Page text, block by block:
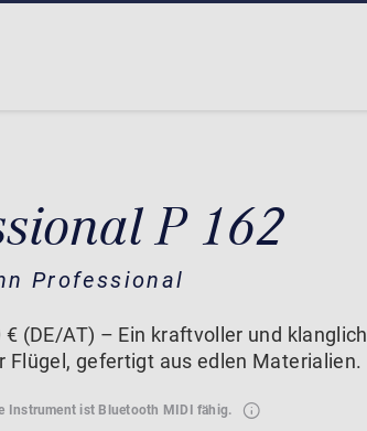
P 162
Professional
€ (DE/AT) – Ein kraftvoller und klanglich
Flügel, gefertigt aus edlen Materialien.
Instrument ist Bluetooth MIDI fähig.